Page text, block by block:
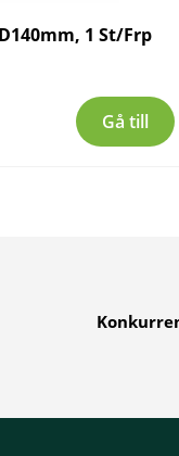
1 St/Frp
Gå till